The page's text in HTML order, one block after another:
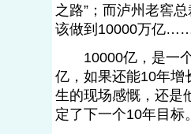
之路”；而泸州老窖
该做到10000万亿
10000亿，是一个
亿，如果还能10年增
生的现场感慨，还是
定了下一个10年目标